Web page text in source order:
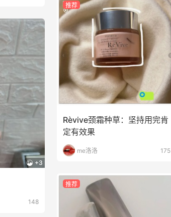
+3
148
推荐
Rèvive颈霜种草：坚持用完肯
定有效果
me洛洛 175
推荐